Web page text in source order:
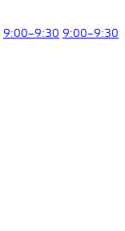
9:00–9:30 9:00–9:30